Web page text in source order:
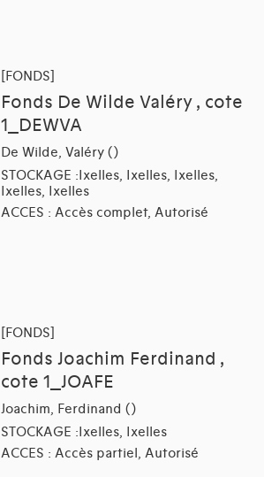
[FONDS]
Fonds De Wilde Valéry , cote
1_DEWVA
De Wilde, Valéry ()
STOCKAGE :Ixelles, Ixelles, Ixelles,
Ixelles, Ixelles
ACCES : Accès complet, Autorisé
[FONDS]
Fonds Joachim Ferdinand ,
cote 1_JOAFE
Joachim, Ferdinand ()
STOCKAGE :Ixelles, Ixelles
ACCES : Accès partiel, Autorisé